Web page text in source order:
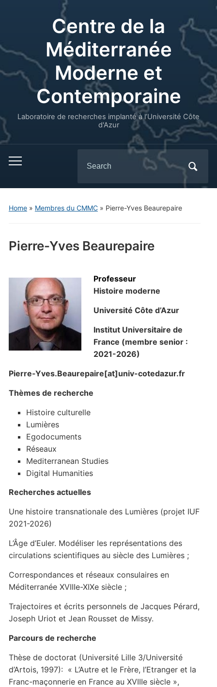
Centre de la
Méditerranée
Moderne et
Contemporaine
Laboratoire de recherches implanté à l’Université Côte
d'Azur
for:
Home» Membres du CMMC» Pierre-Yves Beaurepaire
Pierre-Yves Beaurepaire
Professeur
Histoire moderne
Université Côte d’Azur
Institut Universitaire de
France (membre senior :
2021-2026)
Pierre-Yves.Beaurepaire[at]univ-cotedazur.fr
Thèmes de recherche
Histoire culturelle
Lumières
Egodocuments
Réseaux
Mediterranean Studies
Digital Humanities
Recherches actuelles
Une histoire transnationale des Lumières (projet IUF
2021-2026)
L’Âge d’Euler. Modéliser les représentations des
circulations scientifiques au siècle des Lumières ;
Correspondances et réseaux consulaires en
Méditerranée XVIIIe-XIXe siècle ;
Trajectoires et écrits personnels de Jacques Pérard,
Joseph Uriot et Jean Rousset de Missy.
Parcours de recherche
Thèse de doctorat (Université Lille 3/Université
d’Artois, 1997): « L’Autre et le Frère, l’Etranger et la
Franc-maçonnerie en France au XVIIIe siècle »,